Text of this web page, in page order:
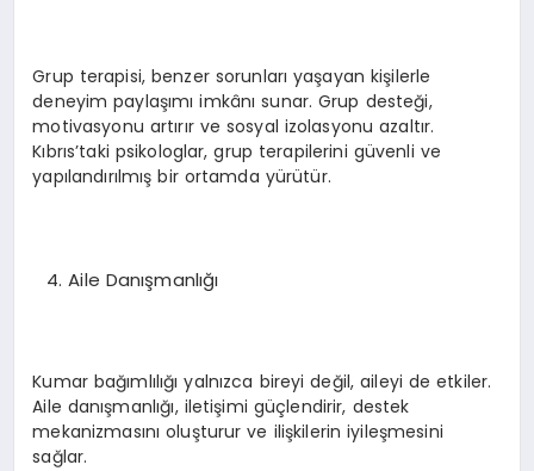
Grup terapisi, benzer sorunları yaşayan kişilerle
deneyim paylaşımı imkânı sunar. Grup desteği,
motivasyonu artırır ve sosyal izolasyonu azaltır.
Kıbrıs’taki psikologlar, grup terapilerini güvenli ve
yapılandırılmış bir ortamda yürütür.
Aile Danışmanlığı
Kumar bağımlılığı yalnızca bireyi değil, aileyi de etkiler.
Aile danışmanlığı, iletişimi güçlendirir, destek
mekanizmasını oluşturur ve ilişkilerin iyileşmesini
sağlar.